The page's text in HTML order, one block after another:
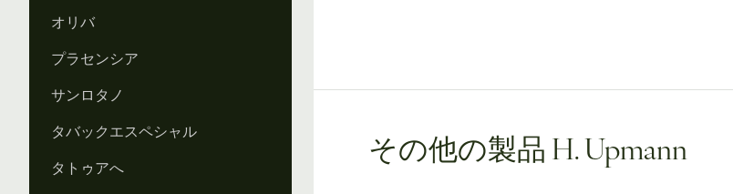
オリバ
プラセンシア
サンロタノ
タバックエスペシャル
タトゥアへ
その他の製品 H. Upmann